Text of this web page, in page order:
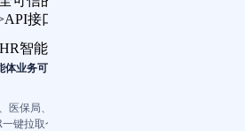
业务可实
医保局、
键拉取个